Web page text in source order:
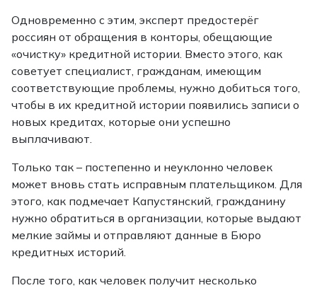
Одновременно с этим, эксперт предостерёг
россиян от обращения в конторы, обещающие
«очистку» кредитной истории. Вместо этого, как
советует специалист, гражданам, имеющим
соответствующие проблемы, нужно добиться того,
чтобы в их кредитной истории появились записи о
новых кредитах, которые они успешно
выплачивают.
Только так – постепенно и неуклонно человек
может вновь стать исправным плательщиком. Для
этого, как подмечает Капустянский, гражданину
нужно обратиться в организации, которые выдают
мелкие займы и отправляют данные в Бюро
кредитных историй.
После того, как человек получит несколько